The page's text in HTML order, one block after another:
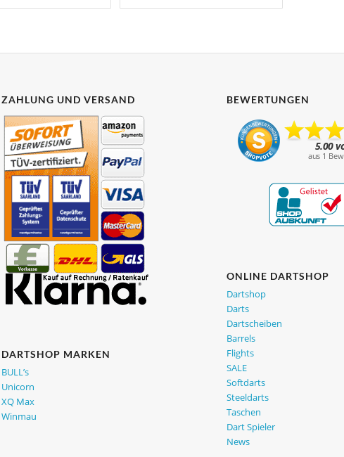
ZAHLUNG UND VERSAND
DARTSHOP MARKEN
BULL’s
Unicorn
XQ Max
Winmau
BEWERTUNGEN
ONLINE DARTSHOP
Dartshop
Darts
Dartscheiben
Barrels
Flights
SALE
Softdarts
Steeldarts
Taschen
Dart Spieler
News